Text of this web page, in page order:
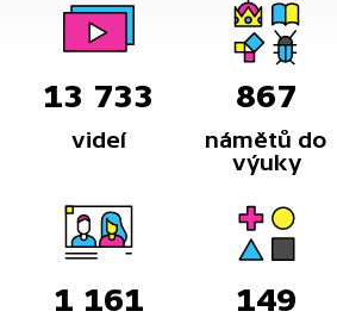
13 733
videí
867
námětů do
výuky
1 161 149